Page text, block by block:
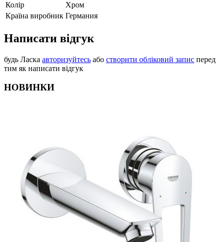
Колір
Хром
Країна виробник Германия
Написати відгук
будь Ласка авторизуйтесь або створити обліковий запис перед
тим як написати відгук
НОВИНКИ